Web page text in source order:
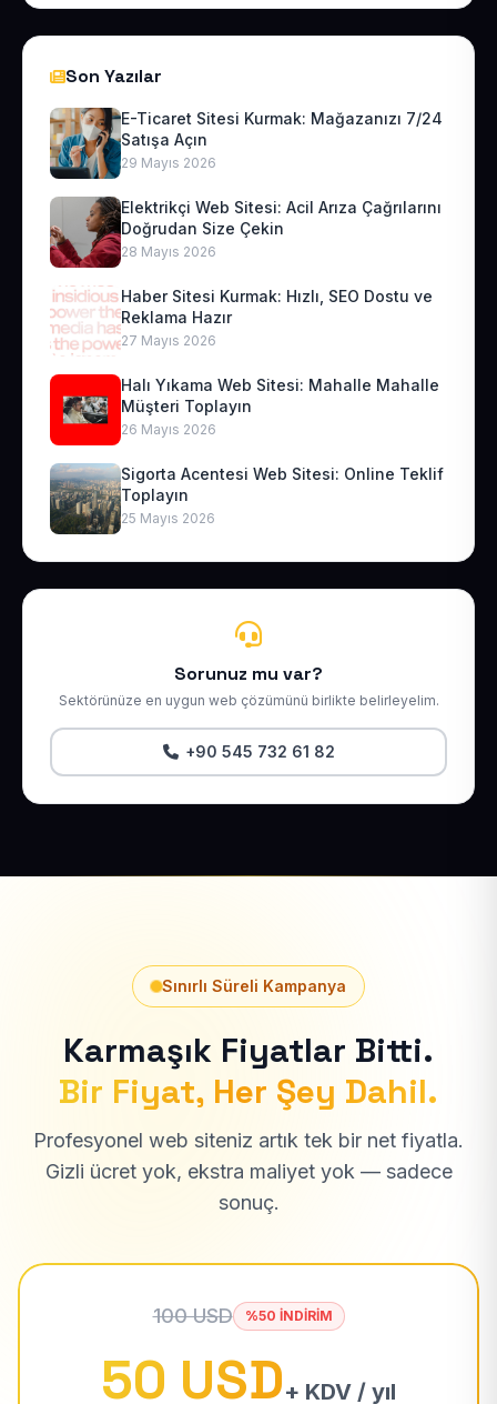
Son Yazılar
E-Ticaret Sitesi Kurmak: Mağazanızı 7/24
Satışa Açın
29 Mayıs 2026
Elektrikçi Web Sitesi: Acil Arıza Çağrılarını
Doğrudan Size Çekin
28 Mayıs 2026
Haber Sitesi Kurmak: Hızlı, SEO Dostu ve
Reklama Hazır
27 Mayıs 2026
Halı Yıkama Web Sitesi: Mahalle Mahalle
Müşteri Toplayın
26 Mayıs 2026
Sigorta Acentesi Web Sitesi: Online Teklif
Toplayın
25 Mayıs 2026
Sorunuz mu var?
Sektörünüze en uygun web çözümünü birlikte belirleyelim.
+90 545 732 61 82
Sınırlı Süreli Kampanya
Karmaşık Fiyatlar Bitti.
Bir Fiyat, Her Şey Dahil.
Profesyonel web siteniz artık tek bir net fiyatla.
Gizli ücret yok, ekstra maliyet yok — sadece
sonuç.
100 USD %50 İNDİRİM
50 USD+ KDV / yıl